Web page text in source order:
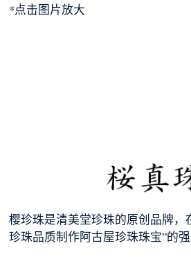
*点击图片放大
樱珍珠是清美堂珍珠的原创品牌，
珍珠品质制作阿古屋珍珠珠宝”的强